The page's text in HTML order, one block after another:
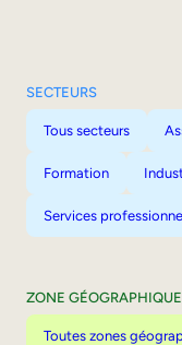
SECTEURS
Tous secteurs
Formation
Services
ZONE GÉOGRAPHIQUE
Toutes zones